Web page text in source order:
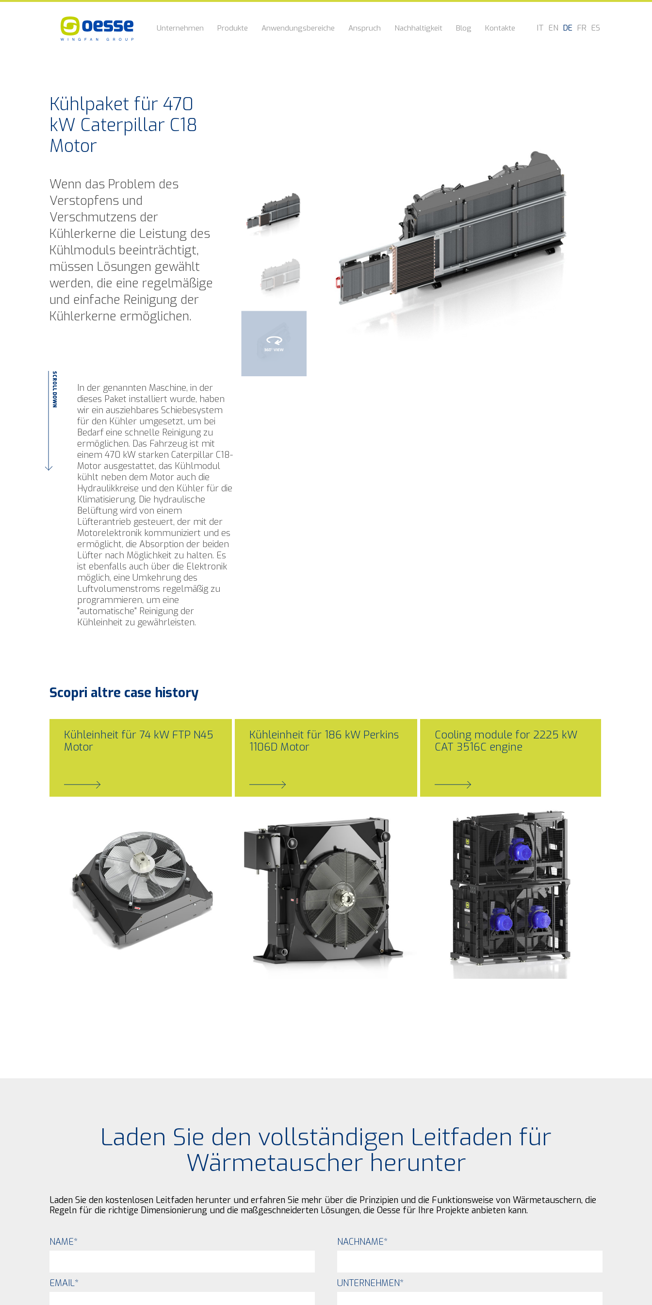
Unternehmen Produkte Anwendungsbereiche Anspruch Nachhaltigkeit Blog Kontakte IT EN DE FR ES
Kühlpaket für 470
kW Caterpillar C18
Motor
Wenn das Problem des
Verstopfens und
Verschmutzens der
Kühlerkerne die Leistung des
Kühlmoduls beeinträchtigt,
müssen Lösungen gewählt
werden, die eine regelmäßige
und einfache Reinigung der
Kühlerkerne ermöglichen.
SCROLL DOWN
In der genannten Maschine, in der
dieses Paket installiert wurde, haben
wir ein ausziehbares Schiebesystem
für den Kühler umgesetzt, um bei
Bedarf eine schnelle Reinigung zu
ermöglichen. Das Fahrzeug ist mit
einem 470 kW starken Caterpillar C18-
Motor ausgestattet, das Kühlmodul
kühlt neben dem Motor auch die
Hydraulikkreise und den Kühler für die
Klimatisierung. Die hydraulische
Belüftung wird von einem
Lüfterantrieb gesteuert, der mit der
Motorelektronik kommuniziert und es
ermöglicht, die Absorption der beiden
Lüfter nach Möglichkeit zu halten. Es
ist ebenfalls auch über die Elektronik
möglich, eine Umkehrung des
Luftvolumenstroms regelmäßig zu
programmieren, um eine
"automatische" Reinigung der
Kühleinheit zu gewährleisten.
Scopri altre case history
Kühleinheit für 74 kW FTP N45
Motor
Kühleinheit für 186 kW Perkins
1106D Motor
Cooling module for 2225 kW
CAT 3516C engine
Laden Sie den vollständigen Leitfaden für
Wärmetauscher herunter
Laden Sie den kostenlosen Leitfaden herunter und erfahren Sie mehr über die Prinzipien und die Funktionsweise von Wärmetauschern, die
Regeln für die richtige Dimensionierung und die maßgeschneiderten Lösungen, die Oesse für Ihre Projekte anbieten kann.
NAME* NACHNAME*
EMAIL* UNTERNEHMEN*